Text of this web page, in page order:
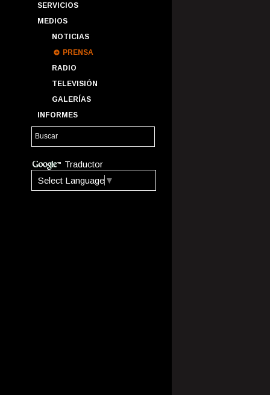
SERVICIOS
MEDIOS
NOTICIAS
PRENSA
RADIO
TELEVISIÓN
GALERÍAS
INFORMES
Traductor
Select Language ▼